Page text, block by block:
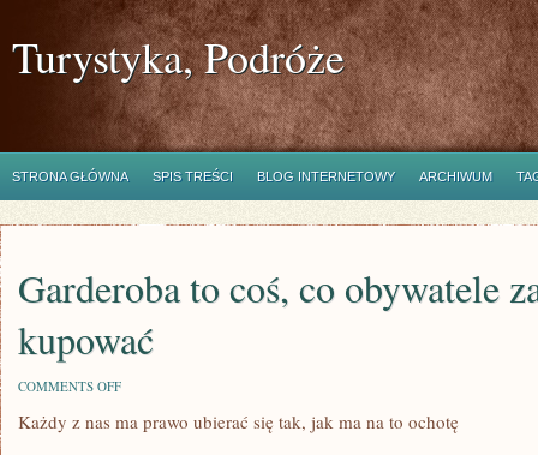
Turystyka, Podróże
STRONA GŁÓWNA SPIS TREŚCI BLOG INTERNETOWY ARCHIWUM
Garderoba to coś, co obywatele
kupować
COMMENTS OFFON
TO
Każdy z nas ma prawo ubierać się tak, jak ma na to ochotę